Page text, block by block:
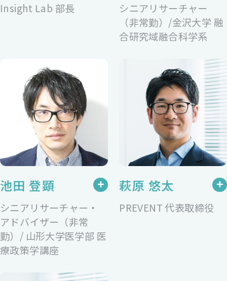
Insight Lab 部長
シニアリサーチャー
（非常勤）/金沢大学 融
合研究域融合科学系
池田 登顕
シニアリサーチャー・
アドバイザー（非常
勤）/ 山形大学医学部 医
療政策学講座
萩原 悠太
PREVENT 代表取締役